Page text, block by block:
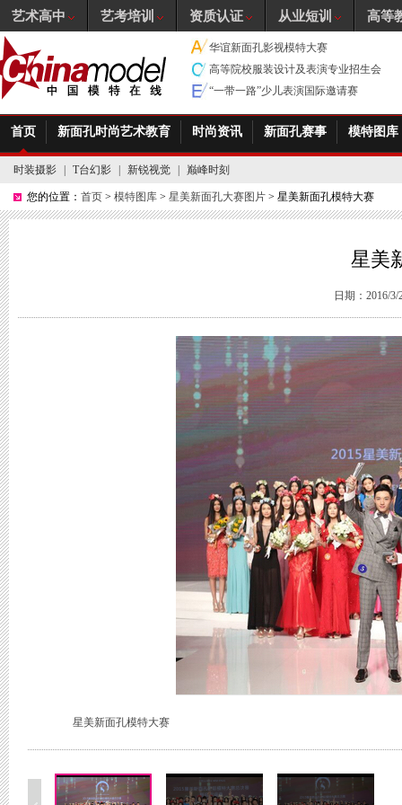
华谊新面孔影视模特大赛
高等院校服装设计及表演专业招生会
“一带一路”少儿表演国际邀请赛
首页 新面孔时尚艺术教育 时尚资讯 新面孔赛事 模特图库
时装摄影 T台幻影 新锐视觉 巅峰时刻
您的位置： 首页 > 模特图库 > 星美新面孔大赛图片 > 星美新面孔模特大赛
星美
日期：2016/3/
星美新面孔模特大赛
艺术高中 艺考培训 资质认证 从业短训 高等